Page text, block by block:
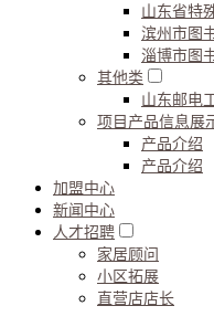
山东省特
滨州市图
淄博市图
其他类
山东邮电
项目产品信息展
产品介绍
产品介绍
加盟中心
新闻中心
人才招聘
家居顾问
小区拓展
直营店店长